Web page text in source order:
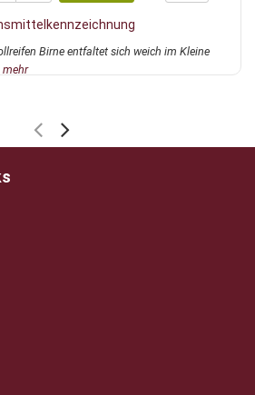
Birne entfaltet sich weich im Kleine
mehr